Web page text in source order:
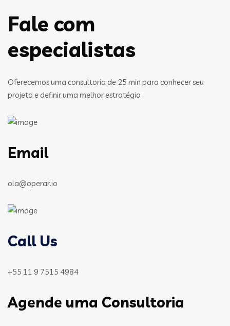
Fale com
especialistas
Oferecemos uma consultoria de 25 min para conhecer seu
projeto e definir uma melhor estratégia
Email
ola@operar.io
Call Us
+55 11 9 7515 4984
Agende uma Consultoria